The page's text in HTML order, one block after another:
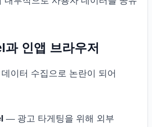
인앱 브라우저
이터 수집으로 논란이 되어
— 광고 타게팅을 위해 외부